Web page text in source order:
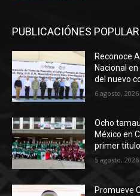
PUBLICACIÓNES
Reconoce
Nacional
del nuevo
6 agosto, 2026
Ocho
México en
primer
5 agosto, 2026
Promueve